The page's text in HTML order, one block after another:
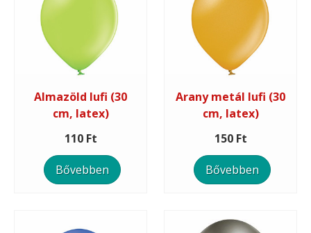
Almazöld lufi (30
cm, latex)
110 Ft
Bővebben
Arany metál lufi (30
cm, latex)
150 Ft
Bővebben